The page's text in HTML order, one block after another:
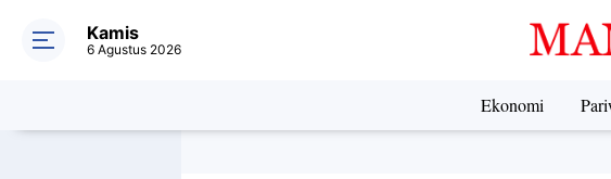
Kamis
6 Agustus 2026
Ekonomi